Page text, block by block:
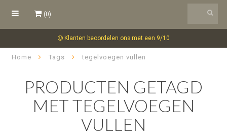
(0)
Klanten beoordelen ons met een 9/10
Home Tags tegelvoegen vullen
PRODUCTEN GETAGD
MET TEGELVOEGEN
VULLEN